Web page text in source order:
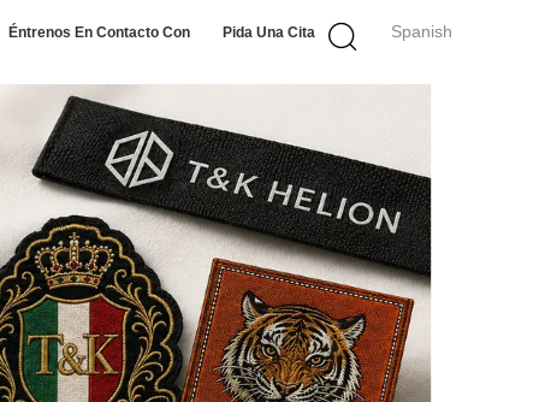
Spanish
Éntrenos En Contacto Con Pida Una Cita